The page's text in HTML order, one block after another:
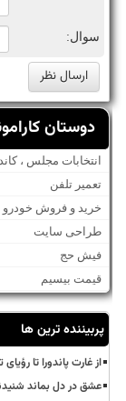
سوال:
دوستان
انتخابات مجلس ،
تعمیر تلفن
خرید و فروش خودرو
طراحی سایت
فیش حج
قیمت بیسیم
پربیننده ترین ها
از غارت پاندورا تا
عشق در دل بماند